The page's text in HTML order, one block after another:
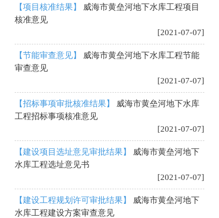
【项目核准结果】 威海市黄垒河地下水库工程项目
核准意见
[2021-07-07]
【节能审查意见】 威海市黄垒河地下水库工程节能
审查意见
[2021-07-07]
【招标事项审批核准结果】 威海市黄垒河地下水库
工程招标事项核准意见
[2021-07-07]
【建设项目选址意见审批结果】 威海市黄垒河地下
水库工程选址意见书
[2021-07-07]
【建设工程规划许可审批结果】 威海市黄垒河地下
水库工程建设方案审查意见